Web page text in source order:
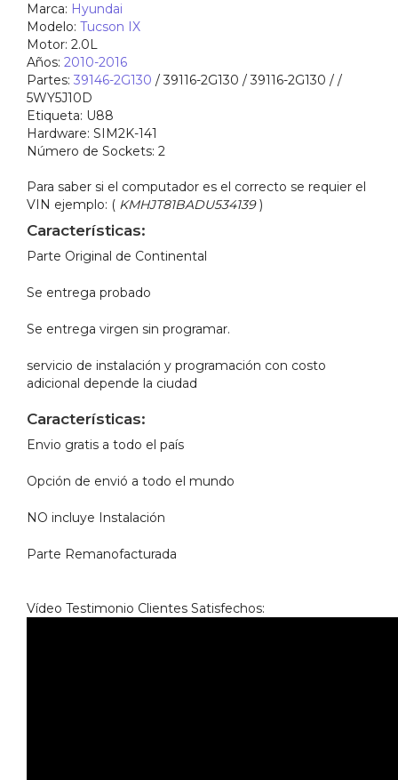
Marca: Hyundai
Modelo: Tucson IX
Motor: 2.0L
Años: 2010-2016
Partes: 39146-2G130 / 39116-2G130 / 39116-2G130 / /
5WY5J10D
Etiqueta: U88
Hardware: SIM2K-141
Número de Sockets: 2
Para saber si el computador es el correcto se requier el
VIN ejemplo: ( KMHJT81BADU534139 )
Características:
Parte Original de Continental
Se entrega probado
Se entrega virgen sin programar.
servicio de instalación y programación con costo
adicional depende la ciudad
Características:
Envio gratis a todo el país
Opción de envió a todo el mundo
NO incluye Instalación
Parte Remanofacturada
Vídeo Testimonio Clientes Satisfechos: